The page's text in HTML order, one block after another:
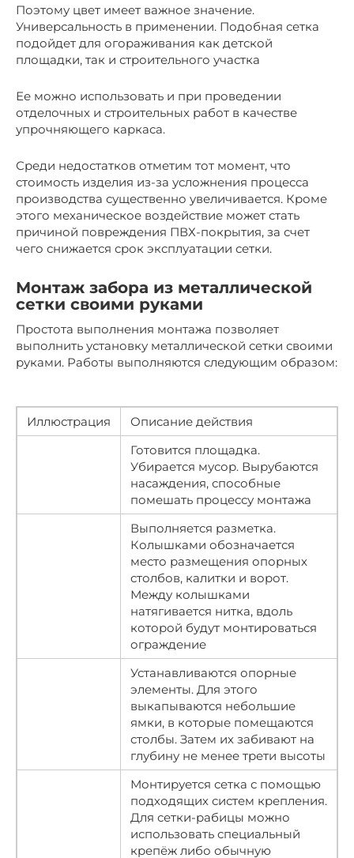
Поэтому цвет имеет важное значение.
Универсальность в применении. Подобная сетка
подойдет для огораживания как детской
площадки, так и строительного участка
Ее можно использовать и при проведении
отделочных и строительных работ в качестве
упрочняющего каркаса.
Среди недостатков отметим тот момент, что
стоимость изделия из-за усложнения процесса
производства существенно увеличивается. Кроме
этого механическое воздействие может стать
причиной повреждения ПВХ-покрытия, за счет
чего снижается срок эксплуатации сетки.
Монтаж забора из металлической
сетки своими руками
Простота выполнения монтажа позволяет
выполнить установку металлической сетки своими
руками. Работы выполняются следующим образом:
Иллюстрация
Описание действия
Готовится площадка.
Убирается мусор. Вырубаются
насаждения, способные
помешать процессу монтажа
Выполняется разметка.
Колышками обозначается
место размещения опорных
столбов, калитки и ворот.
Между колышками
натягивается нитка, вдоль
которой будут монтироваться
ограждение
Устанавливаются опорные
элементы. Для этого
выкапываются небольшие
ямки, в которые помещаются
столбы. Затем их забивают на
глубину не менее трети высоты
Монтируется сетка с помощью
подходящих систем крепления.
Для сетки-рабицы можно
использовать специальный
крепёж либо обычную